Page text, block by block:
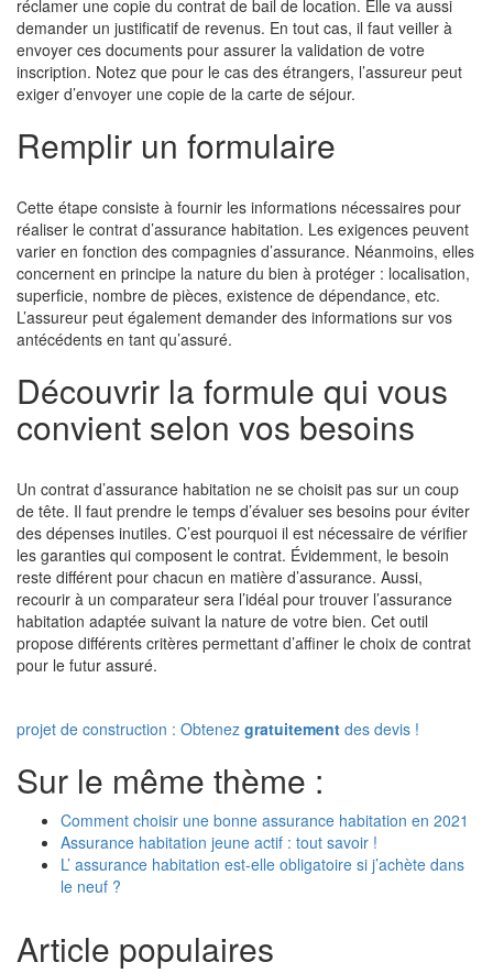
réclamer une copie du contrat de bail de location. Elle va aussi
demander un justificatif de revenus. En tout cas, il faut veiller à
envoyer ces documents pour assurer la validation de votre
inscription. Notez que pour le cas des étrangers, l’assureur peut
exiger d’envoyer une copie de la carte de séjour.
Remplir un formulaire
Cette étape consiste à fournir les informations nécessaires pour
réaliser le contrat d’assurance habitation. Les exigences peuvent
varier en fonction des compagnies d’assurance. Néanmoins, elles
concernent en principe la nature du bien à protéger : localisation,
superficie, nombre de pièces, existence de dépendance, etc.
L’assureur peut également demander des informations sur vos
antécédents en tant qu’assuré.
Découvrir la formule qui vous
convient selon vos besoins
Un contrat d’assurance habitation ne se choisit pas sur un coup
de tête. Il faut prendre le temps d’évaluer ses besoins pour éviter
des dépenses inutiles. C’est pourquoi il est nécessaire de vérifier
les garanties qui composent le contrat. Évidemment, le besoin
reste différent pour chacun en matière d’assurance. Aussi,
recourir à un comparateur sera l’idéal pour trouver l’assurance
habitation adaptée suivant la nature de votre bien. Cet outil
propose différents critères permettant d’affiner le choix de contrat
pour le futur assuré.
projet de construction : Obtenez gratuitement des devis !
Sur le même thème :
Comment choisir une bonne assurance habitation en 2021
Assurance habitation jeune actif : tout savoir !
L’ assurance habitation est-elle obligatoire si j’achète dans
le neuf ?
Article populaires